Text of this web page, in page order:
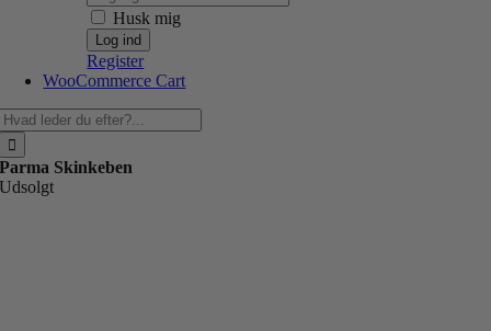
Husk mig
Register
WooCommerce Cart
Parma Skinkeben
Udsolgt